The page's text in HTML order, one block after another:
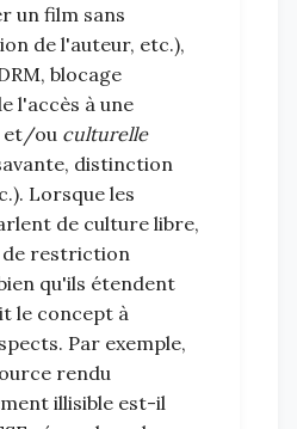
un film sans
de l'auteur, etc.),
blocage
l'accès à une
et/ou culturelle
distinction
Lorsque les
de culture libre,
restriction
qu'ils étendent
le concept à
Par exemple,
rendu
illisible est-il